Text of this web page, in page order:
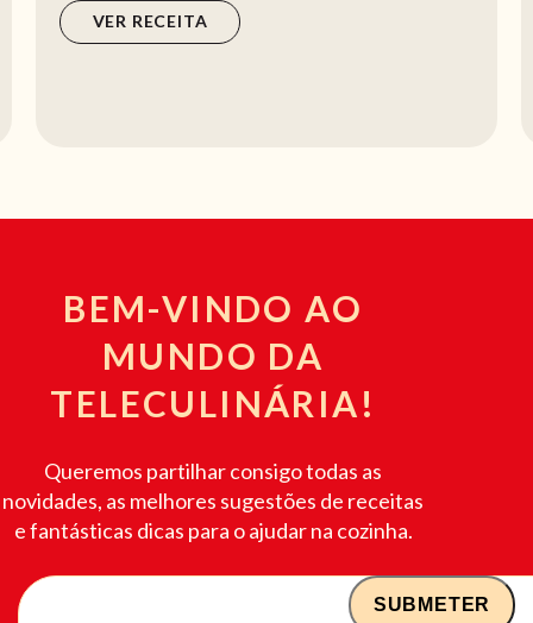
VER RECEITA
BEM-VINDO AO
MUNDO DA
TELECULINÁRIA!
Queremos partilhar consigo todas as
novidades, as melhores sugestões de receitas
e fantásticas dicas para o ajudar na cozinha.